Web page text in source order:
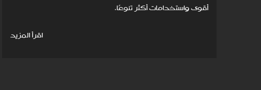
أقوى واستخدامات أكثر تنوعًا.
اقرأ المزيد